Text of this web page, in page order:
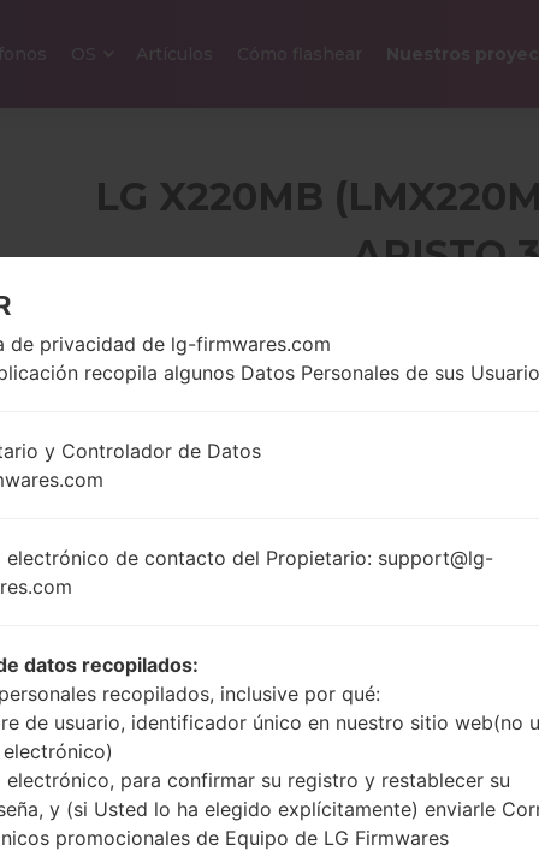
OS Artículos Cómo flashear Nuestros
LG X220MB
ARISTO
5.0 pulgadas (~66.4%
relación pantalla-
cuerpo)
pulgada)
onzas)
1.3GHz Cortex-A7
Mediatek MT6582
Android 9
Buy accessories on
Página principal → Serie → LG Aristo 3 Plus → LGX220MB
de privacidad de lg-firmwares.com
recopila algunos Datos Personales de sus
y Controlador de Datos
electrónico de contacto del Propietario: support@lg-
datos recopilados:
recopilados, inclusive por qué:
de usuario, identificador único en nuestro sitio web(no
electrónico, para confirmar su registro y restablecer su
y (si Usted lo ha elegido explícitamente) enviarle
promocionales de Equipo de LG Firmwares